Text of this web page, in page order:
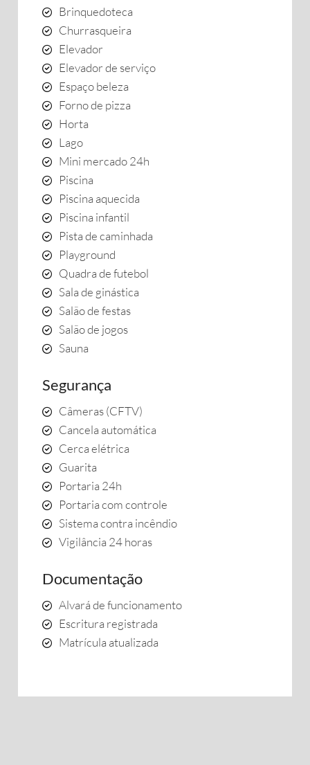
Brinquedoteca
Churrasqueira
Elevador
Elevador de serviço
Espaço beleza
Forno de pizza
Horta
Lago
Mini mercado 24h
Piscina
Piscina aquecida
Piscina infantil
Pista de caminhada
Playground
Quadra de futebol
Sala de ginástica
Salão de festas
Salão de jogos
Sauna
Segurança
Câmeras (CFTV)
Cancela automática
Cerca elétrica
Guarita
Portaria 24h
Portaria com controle
Sistema contra incêndio
Vigilância 24 horas
Documentação
Alvará de funcionamento
Escritura registrada
Matrícula atualizada